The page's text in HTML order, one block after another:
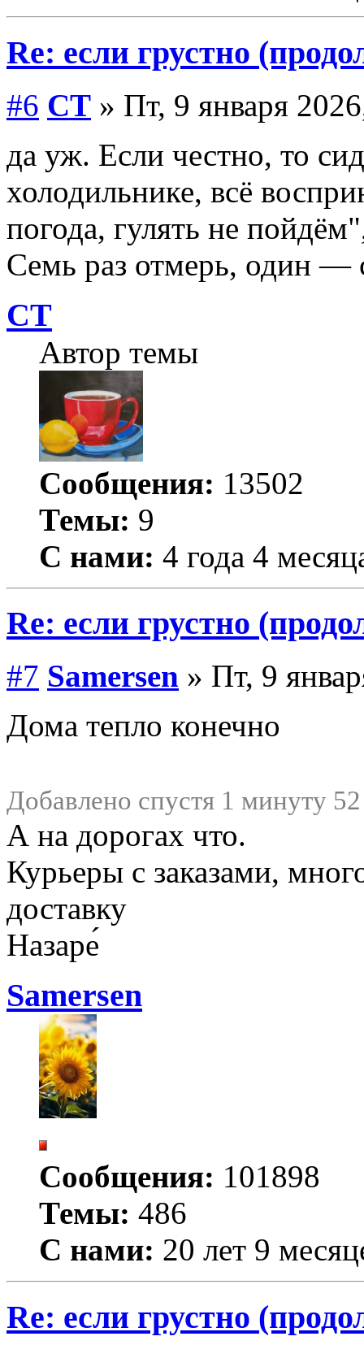
Re: если грустно
#6 СТ » Пт, 9 января
да уж. Если честно, то
холодильнике, всё
погода, гулять не
Семь раз отмерь, один —
СТ
Автор темы
Сообщения: 13502
Темы: 9
С нами: 4 года 4
Re: если грустно
#7 Samersen » Пт, 9
Дома тепло конечно
Добавлено спустя 1 минуту
А на дорогах что.
Курьеры с заказами,
доставку
Назаре́
Samersen
Сообщения: 101898
Темы: 486
С нами: 20 лет 9
Re: если грустно